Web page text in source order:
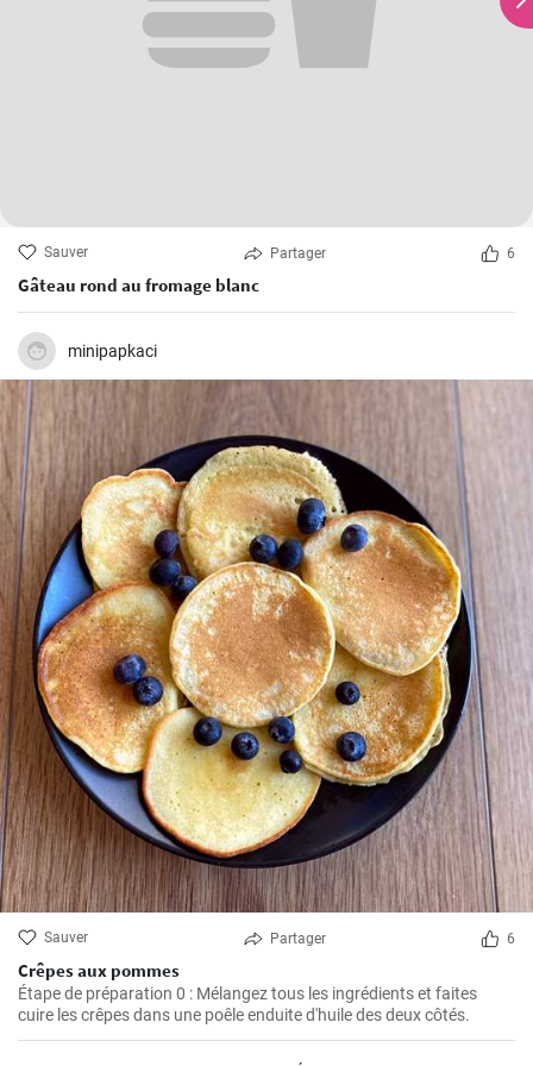
Sauver Partager 6
Gâteau rond au fromage blanc
minipapkaci
Sauver Partager 6
Crêpes aux pommes
Étape de préparation 0 : Mélangez tous les ingrédients et faites
cuire les crêpes dans une poêle enduite d'huile des deux côtés.